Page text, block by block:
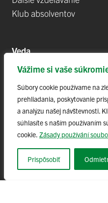
Vážime si vaše
Súbory cookie používame na
prehliadania, poskytovanie
a analýzu našej návštevnosti.
súhlasíte s naším používaním
cookie. Zásady používání
Prispôsobiť
Klub absolventov
Veda
Postdoktorandské pozíce
Projekty
Špičkové tímy
TIP-UPJŠ
Vedecké parky
Evidencia publikačnej
Habilitačné a